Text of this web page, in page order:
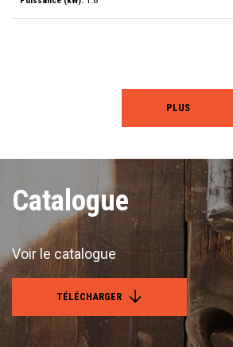
PLUS
Catalogue
Voir le catalogue
TÉLÉCHARGER